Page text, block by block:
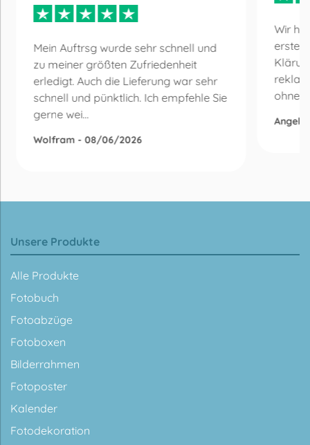
Mein Auftrsg wurde sehr schnell und
zu meiner größten Zufriedenheit
erledigt. Auch die Lieferung war sehr
schnell und pünktlich. Ich empfehle Sie
gerne wei...
Wolfram - 08/06/2026
Wir
erste
ohne
Unsere Produkte
Alle Produkte
Fotobuch
Fotoabzüge
Fotoboxen
Bilderrahmen
Fotoposter
Kalender
Fotodekoration